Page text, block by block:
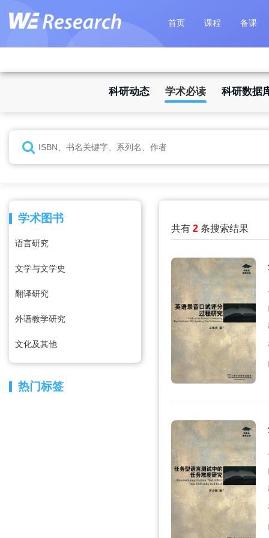
首页 课程 备课
科研动态 学术必读 科研数据
学术图书
语言研究
文学与文学史
翻译研究
外语教学研究
文化及其他
热门标签
共有 2 条搜索结果